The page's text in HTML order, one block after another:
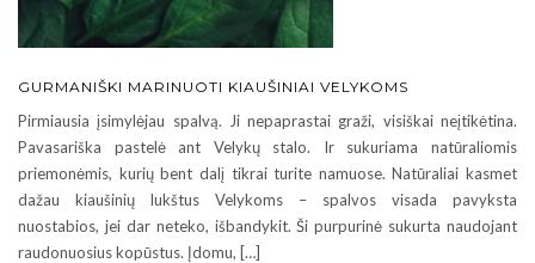
GURMANIŠKI MARINUOTI KIAUŠINIAI VELYKOMS
Pirmiausia įsimylėjau spalvą. Ji nepaprastai graži, visiškai neįtikėtina.
Pavasariška pastelė ant Velykų stalo. Ir sukuriama natūraliomis
priemonėmis, kurių bent dalį tikrai turite namuose. Natūraliai kasmet
dažau kiaušinių lukštus Velykoms – spalvos visada pavyksta
nuostabios, jei dar neteko, išbandykit. Ši purpurinė sukurta naudojant
raudonuosius kopūstus. Įdomu, […]